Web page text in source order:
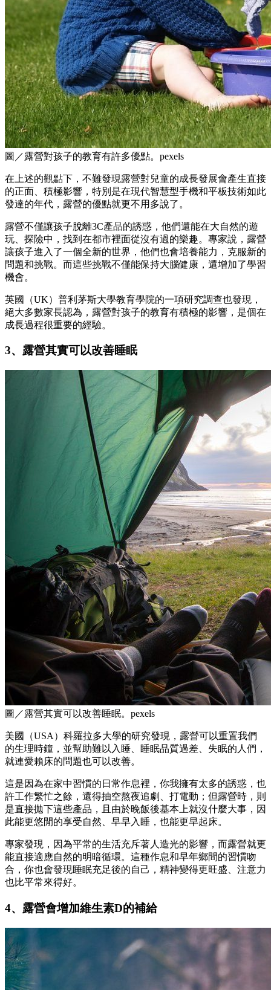
圖／露營對孩子的教育有許多優點。pexels
在上述的觀點下，不難發現露營對兒童的成長發展會產生直接
的正面、積極影響，特別是在現代智慧型手機和平板技術如此
發達的年代，露營的優點就更不用多說了。
露營不僅讓孩子脫離3C產品的誘惑，他們還能在大自然的遊
玩、探險中，找到在都市裡面從沒有過的樂趣。專家說，露營
讓孩子進入了一個全新的世界，他們也會培養能力，克服新的
問題和挑戰。而這些挑戰不僅能保持大腦健康，還增加了學習
機會。
英國（UK）普利茅斯大學教育學院的一項研究調查也發現，
絕大多數家長認為，露營對孩子的教育有積極的影響，是個在
成長過程很重要的經驗。
3、露營其實可以改善睡眠
圖／露營其實可以改善睡眠。pexels
美國（USA）科羅拉多大學的研究發現，露營可以重置我們
的生理時鐘，並幫助難以入睡、睡眠品質過差、失眠的人們，
就連愛賴床的問題也可以改善。
這是因為在家中習慣的日常作息裡，你我擁有太多的誘惑，也
許工作繁忙之餘，還得抽空熬夜追劇、打電動；但露營時，則
是直接拋下這些產品，且由於晚飯後基本上就沒什麼大事，因
此能更悠閒的享受自然、早早入睡，也能更早起床。
專家發現，因為平常的生活充斥著人造光的影響，而露營就更
能直接適應自然的明暗循環。這種作息和早年鄉間的習慣吻
合，你也會發現睡眠充足後的自己，精神變得更旺盛、注意力
也比平常來得好。
4、露營會增加維生素D的補給